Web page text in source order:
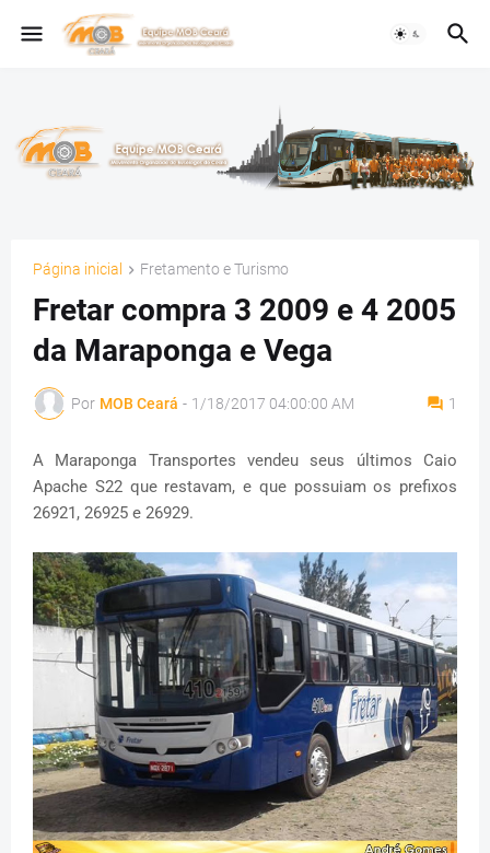
Página inicial Fretamento e Turismo
Fretar compra 3 2009 e 4 2005
da Maraponga e Vega
Por MOB Ceará - 1/18/2017 04:00:00 AM 1
A Maraponga Transportes vendeu seus últimos Caio
Apache S22 que restavam, e que possuiam os prefixos
26921, 26925 e 26929.